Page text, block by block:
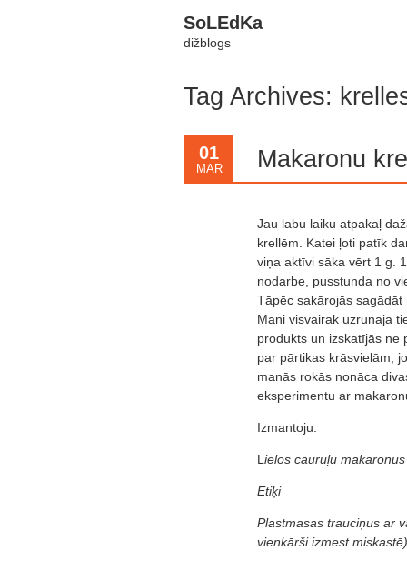
SoLEdKa
dižblogs
Tag Archives:
01
MAR Makaronu
Jau labu laiku atpakaļ
krellēm. Katei ļoti patīk
viņa aktīvi sāka vērt 1 g.
nodarbe, pusstunda no
Tāpēc sakārojās
Mani visvairāk uzrunāja
produkts un izskatījās ne
par pārtikas krāsvielām,
manās rokās nonāca
eksperimentu ar
Izmantoju:
L ielos cauruļu
Etiķi
Plastmasas trauciņus ar
vienkārši izmest miskastē)